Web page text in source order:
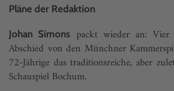
Pläne der Redaktion
Johan Simons packt wieder an: Vier
Abschied von den Münchner
72-Jährige das traditionsreiche, aber
Schauspiel Bochum.